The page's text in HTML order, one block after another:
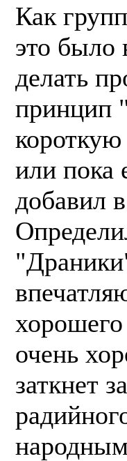
Как
это было
делать
или пока
добавил
очень
заткнет